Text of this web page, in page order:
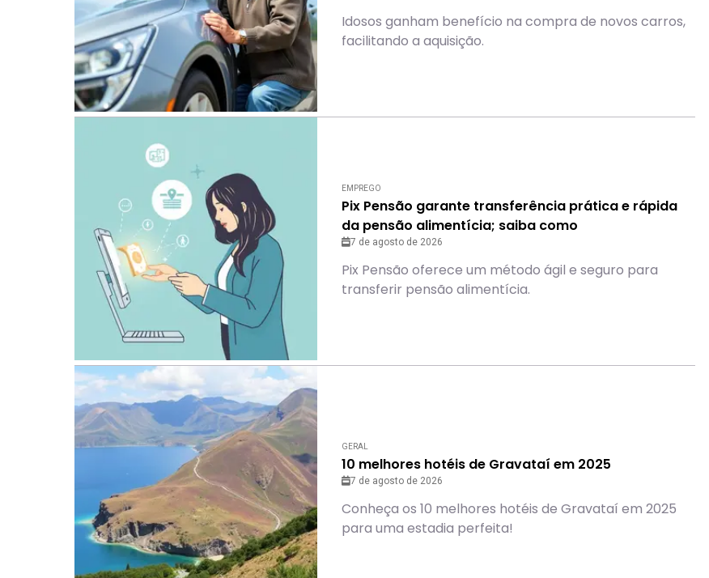
Idosos ganham benefício na compra de novos carros,
facilitando a aquisição.
EMPREGO
Pix Pensão garante transferência prática e rápida
da pensão alimentícia; saiba como
7 de agosto de 2026
Pix Pensão oferece um método ágil e seguro para
transferir pensão alimentícia.
GERAL
10 melhores hotéis de Gravataí em 2025
7 de agosto de 2026
Conheça os 10 melhores hotéis de Gravataí em 2025
para uma estadia perfeita!